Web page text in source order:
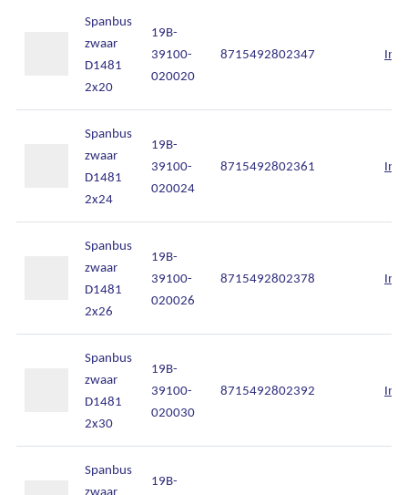
Spanbus
zwaar
D1481
2x20
19B-
39100-
020020
8715492802347
Spanbus
zwaar
D1481
2x24
19B-
39100-
020024
8715492802361
Spanbus
zwaar
D1481
2x26
19B-
39100-
020026
8715492802378
Spanbus
zwaar
D1481
2x30
19B-
39100-
020030
8715492802392
Spanbus
zwaar
19B-